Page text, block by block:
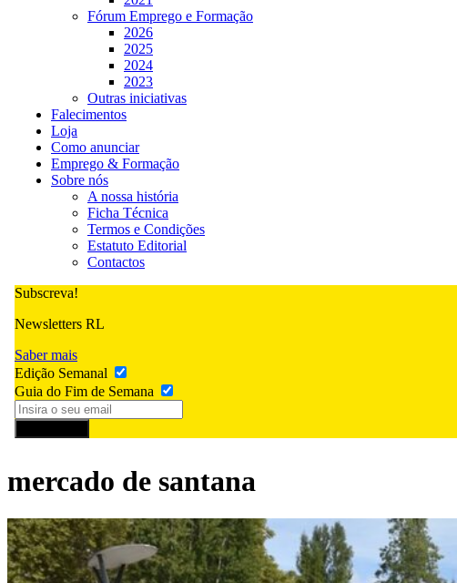
Fórum Emprego e Formação
2026
2025
2024
2023
Outras iniciativas
Falecimentos
Loja
Como anunciar
Emprego & Formação
Sobre nós
A nossa história
Ficha Técnica
Termos e Condições
Estatuto Editorial
Contactos
Subscreva!
Newsletters RL
Saber mais
Edição Semanal
Guia do Fim de Semana
mercado de santana